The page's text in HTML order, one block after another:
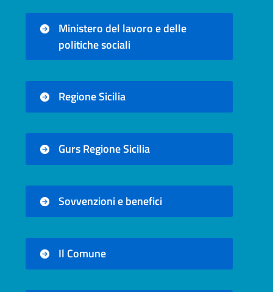
Ministero del lavoro e delle
politiche sociali
Regione Sicilia
Gurs Regione Sicilia
Sovvenzioni e benefici
Il Comune